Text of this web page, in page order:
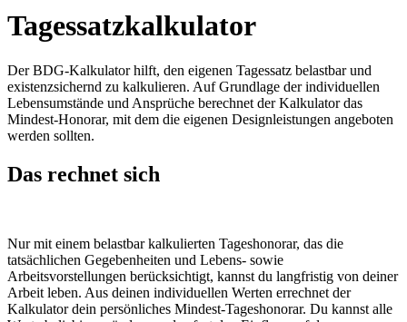
Tagessatzkalkulator
Der BDG-Kalkulator hilft, den eigenen Tagessatz belastbar und
existenzsichernd zu kalkulieren. Auf Grundlage der individuellen
Lebensumstände und Ansprüche berechnet der Kalkulator das
Mindest-Honorar, mit dem die eigenen Designleistungen angeboten
werden sollten.
Das rechnet sich
Nur mit einem belastbar kalkulierten Tageshonorar, das die
tatsächlichen Gegebenheiten und Lebens- sowie
Arbeitsvorstellungen berücksichtigt, kannst du langfristig von deiner
Arbeit leben. Aus deinen individuellen Werten errechnet der
Kalkulator dein persönliches Mindest-Tageshonorar. Du kannst alle